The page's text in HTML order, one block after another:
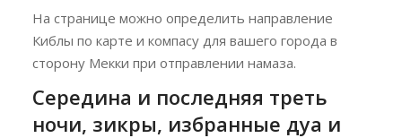
На странице можно определить направление
Киблы по карте и компасу для вашего города в
сторону Мекки при отправлении намаза.
Середина и последняя треть
ночи, зикры, избранные дуа и